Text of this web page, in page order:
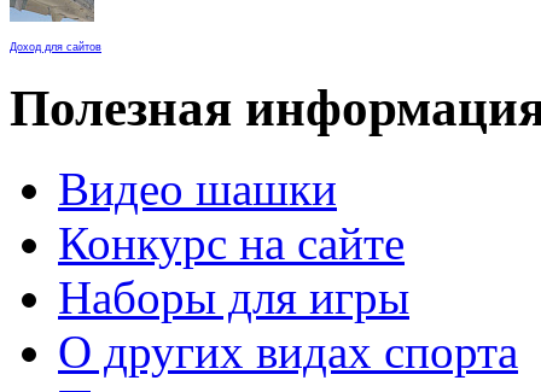
Доход для сайтов
Полезная
Видео шашки
Конкурс на сайте
Наборы для игры
О других видах спорта